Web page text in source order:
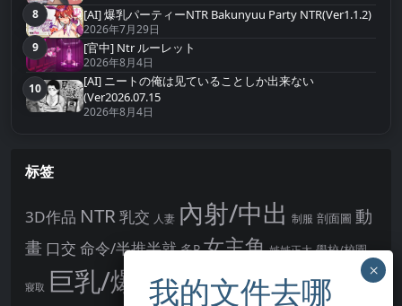
第8名
8 [AI] 爆乳パーティーNTR Bakunyuu Party NTR(Ver1.1.2)
2026年7月29日
第9名
9 [官中] Ntr ルーレット
2026年8月4日
第10名
10
[AI] ニートの俺は见ていることしか出来ない
(Ver2026.07.15
2026年8月4日
标签
3D作品 NTR乳交 人妻 內射/中出 制服 剖面圖 動
畫 口交 命令/半推半就 多P 女主角 姊姊正太 學校/校園
寢取 巨乳/爆乳幻想 強制你播種 強制播種